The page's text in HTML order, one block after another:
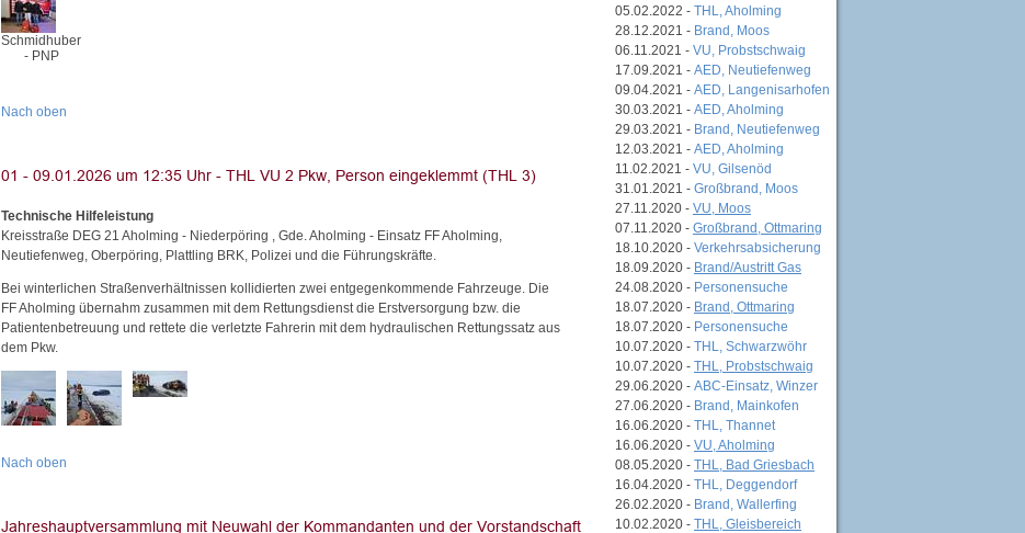
Schmidhuber
- PNP
Nach oben
Technische Hilfeleistung
Kreisstraße DEG 21 Aholming - Niederpöring , Gde. Aholming - Einsatz FF Aholming,
Neutiefenweg, Oberpöring, Plattling BRK, Polizei und die Führungskräfte.
Bei winterlichen Straßenverhältnissen kollidierten zwei entgegenkommende Fahrzeuge. Die
FF Aholming übernahm zusammen mit dem Rettungsdienst die Erstversorgung bzw. die
Patientenbetreuung und rettete die verletzte Fahrerin mit dem hydraulischen Rettungssatz aus
dem Pkw.
Nach oben
05.02.2022 - THL, Aholming
28.12.2021 - Brand, Moos
06.11.2021 - VU, Probstschwaig
17.09.2021 - AED, Neutiefenweg
09.04.2021 - AED, Langenisarhofen
30.03.2021 - AED, Aholming
29.03.2021 - Brand, Neutiefenweg
12.03.2021 - AED, Aholming
11.02.2021 - VU, Gilsenöd
31.01.2021 - Großbrand, Moos
27.11.2020 - VU, Moos
07.11.2020 - Großbrand, Ottmaring
18.10.2020 - Verkehrsabsicherung
18.09.2020 - Brand/Austritt Gas
24.08.2020 - Personensuche
18.07.2020 - Brand, Ottmaring
18.07.2020 - Personensuche
10.07.2020 - THL, Schwarzwöhr
10.07.2020 - THL, Probstschwaig
29.06.2020 - ABC-Einsatz, Winzer
27.06.2020 - Brand, Mainkofen
16.06.2020 - THL, Thannet
16.06.2020 - VU, Aholming
08.05.2020 - THL, Bad Griesbach
16.04.2020 - THL, Deggendorf
26.02.2020 - Brand, Wallerfing
10.02.2020 - THL, Gleisbereich